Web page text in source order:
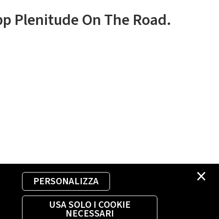
×
PERSONALIZZA
USA SOLO I COOKIE
NECESSARI
Plenitude On The Road.